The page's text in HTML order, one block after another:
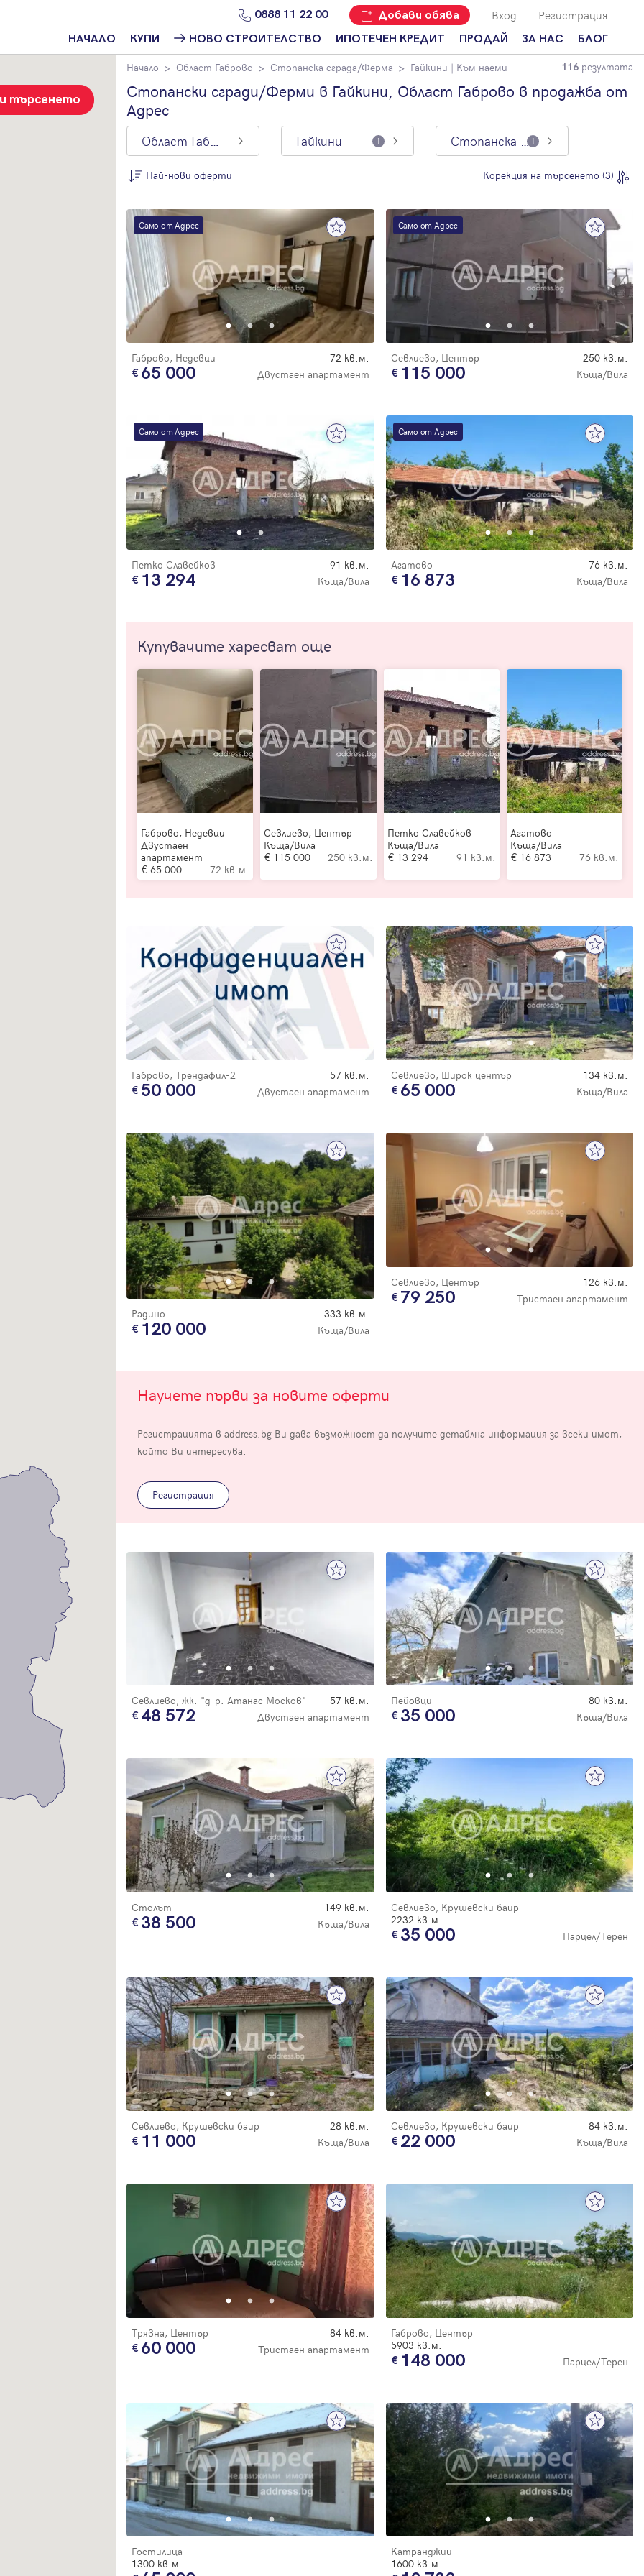
0888 11 22 00 Добави обява Вход Регистрация
НАЧАЛО КУПИ
Намери
Защо да купя
имот с
Адрес?
НОВО СТРОИТЕЛСТВО
Ново
строителство
София
строителство
Варна
Ново
Ново
строителство
Проекти ново
строителство
ИПОТЕЧЕН КРЕДИТ ПРОДАЙ
Добави
имот с
Адрес?
ЗА НАС
Наши офиси
Кариери
Кои сме ние?
Мениджмънт
Address Run
Франчайз
задавани
въпроси
БЛОГ
За продавачи
За купувачи
Ипотечно
наемодатели
наематели
Анализ на
пазара
Новини
Начало Област Габрово Стопанска сграда/Ферма Гайкини | Към наеми 116 резултата
Стопански сгради/Ферми в Гайкини, Област Габрово в продажба от
Адрес
търсенето
Област Габрово Гайкини 1 Стопанска сграда/Ферма1
Най-нови оферти
Най-нови
оферти
Цена на кв.м.
С намалена
цена
Корекция на търсенето (3)
Само от Адрес
Габрово, Недевци 72 кв.м.
65 000 Двустаен апартамент
Само от Адрес
Севлиево, Център 250 кв.м.
115 000 Къща/Вила
Само от Адрес
Петко Славейков 91 кв.м.
13 294 Къща/Вила
Само от Адрес
Агатово 76 кв.м.
16 873 Къща/Вила
Купувачите харесват още
Габрово, Недевци
Двустаен
апартамент
65 000
72 кв.м.
Севлиево, Център
Къща/Вила
115 000
250 кв.м.
Петко Славейков
Къща/Вила
13 294
91 кв.м.
Агатово
Къща/Вила
16 873
76 кв.м.
Габрово, Трендафил-2 57 кв.м.
50 000 Двустаен апартамент
Севлиево, Широк център 134 кв.м.
65 000 Къща/Вила
Радино 333 кв.м.
120 000 Къща/Вила
Севлиево, Център 126 кв.м.
79 250 Тристаен апартамент
Научете първи за новите оферти
Регистрацията в address.bg Ви дава възможност да получите детайлна информация за всеки имот,
който Ви интересува.
Регистрация
Севлиево, жк. "д-р. Атанас Москов" 57 кв.м.
48 572 Двустаен апартамент
Пейовци 80 кв.м.
35 000 Къща/Вила
Столът 149 кв.м.
38 500 Къща/Вила
Севлиево, Крушевски баир
2232 кв.м.
35 000 Парцел/Терен
Севлиево, Крушевски баир 28 кв.м.
11 000 Къща/Вила
Севлиево, Крушевски баир 84 кв.м.
22 000 Къща/Вила
Трявна, Център 84 кв.м.
60 000 Тристаен апартамент
Габрово, Център
5903 кв.м.
148 000 Парцел/Терен
Гостилица
1300 кв.м.
Катранджии
1600 кв.м.
Благодарим ви! Проверете имейл адрес си, за да активирате
регистрацията.
Благодарим ви! Очаквайте скоро да се свържем с вас!
Влезте с профила си, за да разгледате повече снимки и да получите
Продължи с Facebook
или влезте с имейл
Парола
Забравена парола
Регистрация